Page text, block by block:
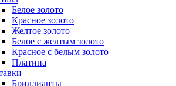
Белое золото
Красное золото
Желтое золото
Белое с желтым золото
Красное с белым золото
Платина
Бриллианты